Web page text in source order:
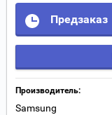
Предзаказ
Производитель:
Samsung